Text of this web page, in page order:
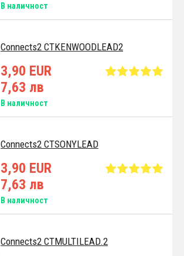
В наличност
Connects2 CTKENWOODLEAD2
3,90 EUR
7,63 лв
В наличност
Connects2 CTSONYLEAD
3,90 EUR
7,63 лв
В наличност
Connects2 CTMULTILEAD.2